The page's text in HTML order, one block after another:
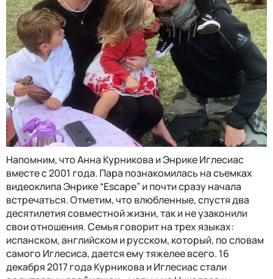
Напомним, что Анна Курникова и Энрике Иглесиас
вместе с 2001 года. Пара познакомилась на съемках
видеоклипа Энрике “Escape” и почти сразу начала
встречаться. Отметим, что влюбленные, спустя два
десятилетия совместной жизни, так и не узаконили
свои отношения. Семья говорит на трех языках:
испанском, английском и русском, который, по словам
самого Иглесиса, дается ему тяжелее всего. 16
декабря 2017 года Курникова и Иглесиас стали